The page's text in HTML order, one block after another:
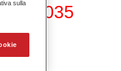
2035
sulla